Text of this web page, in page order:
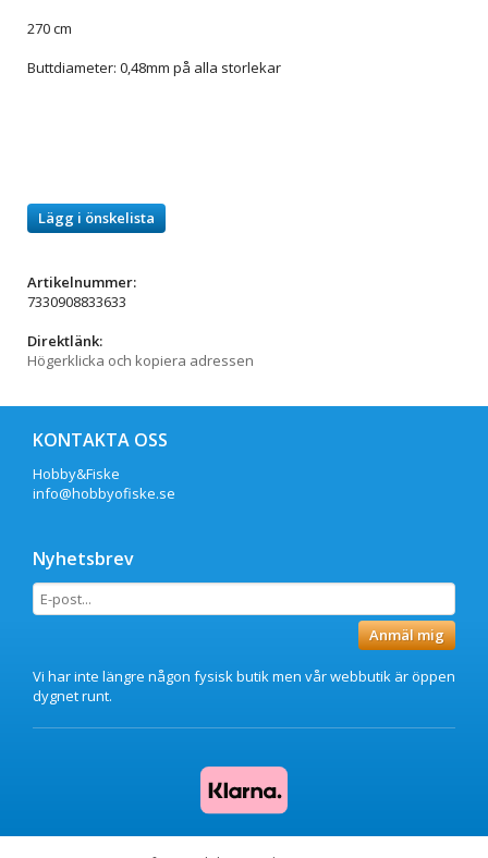
270 cm
Buttdiameter: 0,48mm på alla storlekar
Lägg i önskelista
Artikelnummer:
7330908833633
Direktlänk:
Högerklicka och kopiera adressen
KONTAKTA OSS
Hobby&Fiske
info@hobbyofiske.se
Nyhetsbrev
Anmäl mig
Vi har inte längre någon fysisk butik men vår webbutik är öppen
dygnet runt.